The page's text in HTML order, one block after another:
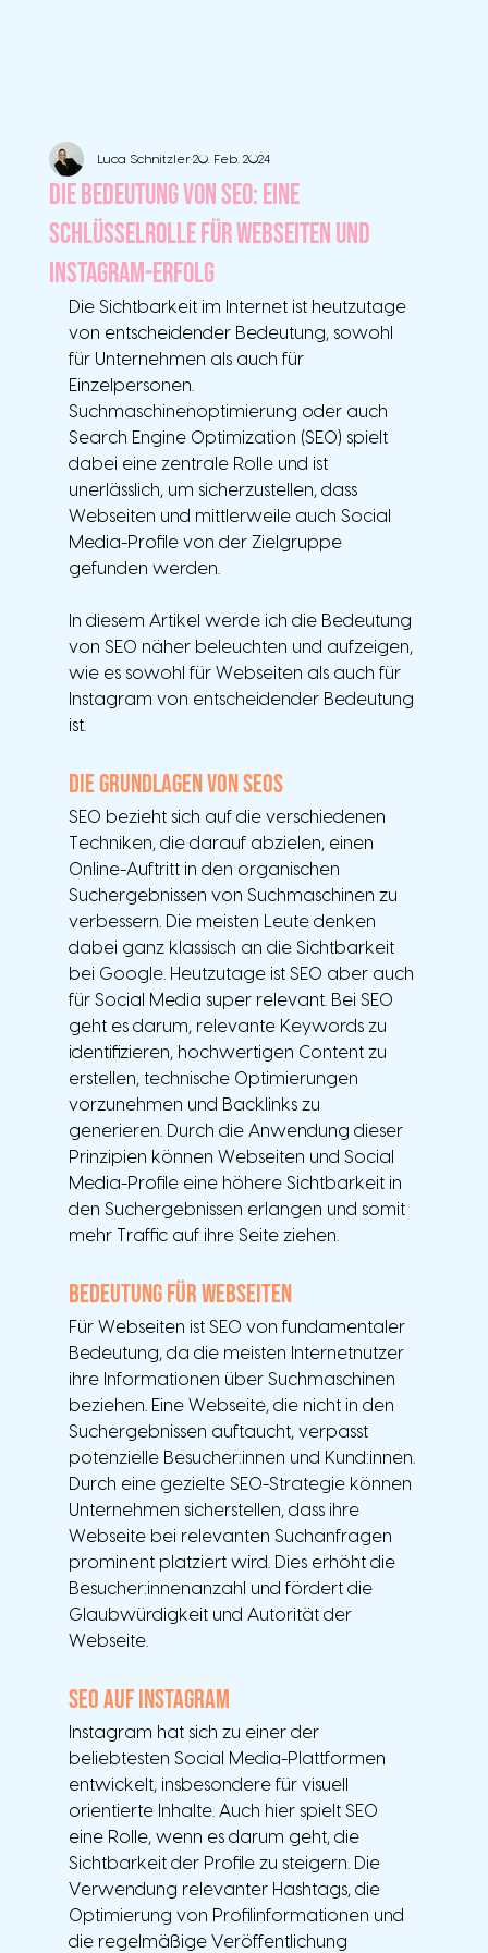
Die Bedeutung von SEO: Eine
Schlüsselrolle für Webseiten und
Instagram-Erfolg
Luca Schnitzler20. Feb. 2024
Die Sichtbarkeit im Internet ist heutzutage
von entscheidender Bedeutung, sowohl
für Unternehmen als auch für
Einzelpersonen.
Suchmaschinenoptimierung oder auch
Search Engine Optimization (SEO) spielt
dabei eine zentrale Rolle und ist
unerlässlich, um sicherzustellen, dass
Webseiten und mittlerweile auch Social
Media-Profile von der Zielgruppe
gefunden werden.
In diesem Artikel werde ich die Bedeutung
von SEO näher beleuchten und aufzeigen,
wie es sowohl für Webseiten als auch für
Instagram von entscheidender Bedeutung
ist.
Die Grundlagen von SEOs
SEO bezieht sich auf die verschiedenen
Techniken, die darauf abzielen, einen
Online-Auftritt in den organischen
Suchergebnissen von Suchmaschinen zu
verbessern. Die meisten Leute denken
dabei ganz klassisch an die Sichtbarkeit
bei Google. Heutzutage ist SEO aber auch
für Social Media super relevant. Bei SEO
geht es darum, relevante Keywords zu
identifizieren, hochwertigen Content zu
erstellen, technische Optimierungen
vorzunehmen und Backlinks zu
generieren. Durch die Anwendung dieser
Prinzipien können Webseiten und Social
Media-Profile eine höhere Sichtbarkeit in
den Suchergebnissen erlangen und somit
mehr Traffic auf ihre Seite ziehen.
Bedeutung für Webseiten
Für Webseiten ist SEO von fundamentaler
Bedeutung, da die meisten Internetnutzer
ihre Informationen über Suchmaschinen
beziehen. Eine Webseite, die nicht in den
Suchergebnissen auftaucht, verpasst
potenzielle Besucher:innen und Kund:innen.
Durch eine gezielte SEO-Strategie können
Unternehmen sicherstellen, dass ihre
Webseite bei relevanten Suchanfragen
prominent platziert wird. Dies erhöht die
Besucher:innenanzahl und fördert die
Glaubwürdigkeit und Autorität der
Webseite.
SEO auf Instagram
Instagram hat sich zu einer der
beliebtesten Social Media-Plattformen
entwickelt, insbesondere für visuell
orientierte Inhalte. Auch hier spielt SEO
eine Rolle, wenn es darum geht, die
Sichtbarkeit der Profile zu steigern. Die
Verwendung relevanter Hashtags, die
Optimierung von Profilinformationen und
die regelmäßige Veröffentlichung